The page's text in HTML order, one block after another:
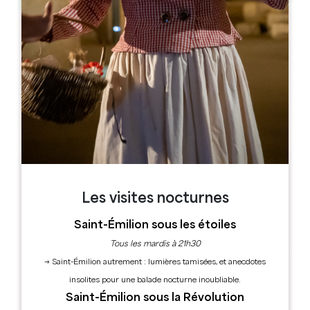
Leaflet
1 place du 14 juillet
33350 Pujol
RÉSERVER
Les visites nocturnes
Saint-Émilion sous les étoiles
Tous les mardis à 21h30
→ Saint-Émilion autrement : lumières tamisées, et anecdotes
insolites pour une balade nocturne inoubliable.
Saint-Émilion sous la Révolution